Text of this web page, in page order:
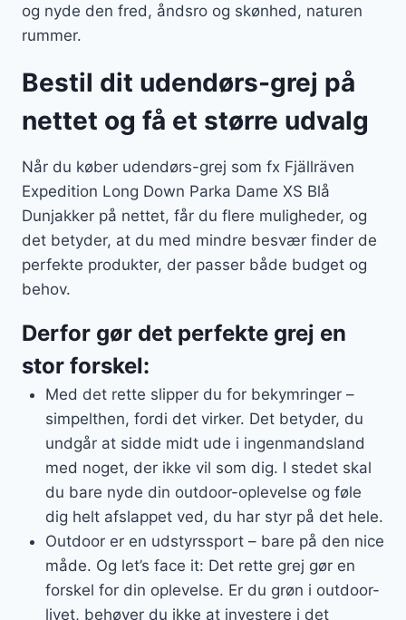
og nyde den fred, åndsro og skønhed, naturen
rummer.
Bestil dit udendørs-grej på
nettet og få et større udvalg
Når du køber udendørs-grej som fx Fjällräven
Expedition Long Down Parka Dame XS Blå
Dunjakker på nettet, får du flere muligheder, og
det betyder, at du med mindre besvær finder de
perfekte produkter, der passer både budget og
behov.
Derfor gør det perfekte grej en
stor forskel:
Med det rette slipper du for bekymringer –
simpelthen, fordi det virker. Det betyder, du
undgår at sidde midt ude i ingenmandsland
med noget, der ikke vil som dig. I stedet skal
du bare nyde din outdoor-oplevelse og føle
dig helt afslappet ved, du har styr på det hele.
Outdoor er en udstyrssport – bare på den nice
måde. Og let’s face it: Det rette grej gør en
forskel for din oplevelse. Er du grøn i outdoor-
livet, behøver du ikke at investere i det